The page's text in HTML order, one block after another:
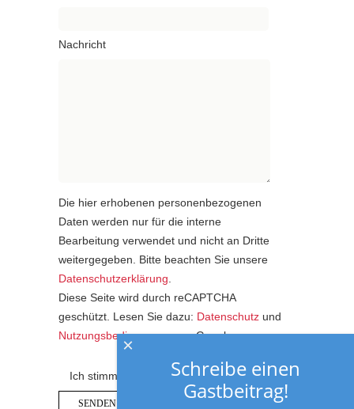
Nachricht
Die hier erhobenen personenbezogenen
Daten werden nur für die interne
Bearbeitung verwendet und nicht an Dritte
weitergegeben. Bitte beachten Sie unsere
Datenschutzerklärung.
Diese Seite wird durch reCAPTCHA
geschützt. Lesen Sie dazu: Datenschutz und
Nutzungsbedingungenvon Google.
Ich stimme der Datenschutzerklärung zu.
Schreibe einen
Gastbeitrag!
×